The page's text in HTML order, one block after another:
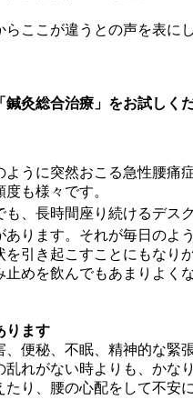
ここが違うとの声を表にし
鍼灸総合治療」をお試しく
ように突然おこる急性腰痛
も様々です。
、長時間座り続けるデス
あります。それが毎日のよ
引き起こすことにもなり
めを飲んでもあまりよく
ります
、便秘、不眠、精神的な緊
れがない時よりも、かな
たり、腰の心配をして不